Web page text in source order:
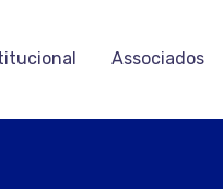
Associados